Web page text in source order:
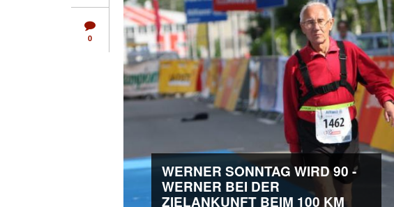
0
WERNER SONNTAG WIRD 90 -
WERNER BEI DER
ZIELANKUNFT BEIM 100 KM